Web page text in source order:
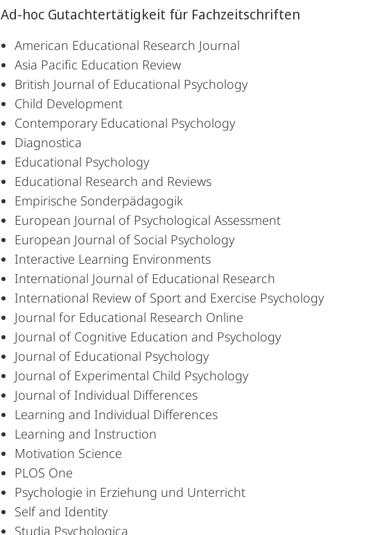
Ad-hoc Gutachtertätigkeit für Fachzeitschriften
American Educational Research Journal
Asia Pacific Education Review
British Journal of Educational Psychology
Child Development
Contemporary Educational Psychology
Diagnostica
Educational Psychology
Educational Research and Reviews
Empirische Sonderpädagogik
European Journal of Psychological Assessment
European Journal of Social Psychology
Interactive Learning Environments
International Journal of Educational Research
International Review of Sport and Exercise Psychology
Journal for Educational Research Online
Journal of Cognitive Education and Psychology
Journal of Educational Psychology
Journal of Experimental Child Psychology
Journal of Individual Differences
Learning and Individual Differences
Learning and Instruction
Motivation Science
PLOS One
Psychologie in Erziehung und Unterricht
Self and Identity
Studia Psychologica